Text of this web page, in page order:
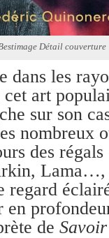
Détail couverture
les
cet art
sur son
nombreux
des
Lama…,
regard
de